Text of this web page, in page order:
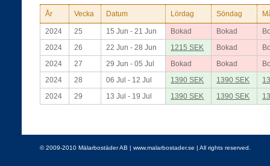
År Vecka Datum Lördag Söndag
2024 25 15 Jun - 21 Jun Bokad Bokad
2024
26 22 Jun - 28 Jun 1215 SEK Bokad
2024
27 29 Jun - 05 Jul Bokad Bokad
2024
28 06 Jul - 12 Jul 1390 SEK 1390 SEK
2024
29 13 Jul - 19 Jul 1390 SEK 1390 SEK
© 2009-2010 Mälarbostäder AB | www.malarbostader.se | All rights reserved.